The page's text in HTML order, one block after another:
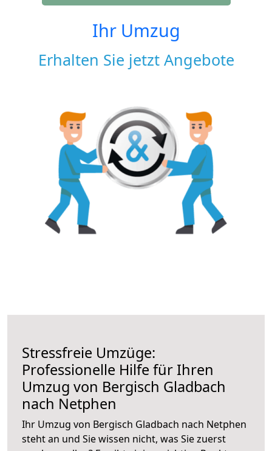
Ihr Umzug
Erhalten Sie jetzt Angebote
Stressfreie Umzüge:
Professionelle Hilfe für Ihren
Umzug von Bergisch Gladbach
nach Netphen
Ihr Umzug von Bergisch Gladbach nach Netphen
steht an und Sie wissen nicht, was Sie zuerst